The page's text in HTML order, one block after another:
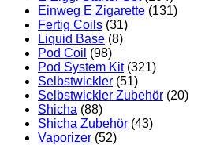
Einweg E Zigarette (131)
Fertig Coils (31)
Liquid Base (8)
Pod Coil (98)
Pod System Kit (321)
Selbstwickler (51)
Selbstwickler Zubehör (20)
Shicha (88)
Shicha Zubehör (43)
Vaporizer (52)